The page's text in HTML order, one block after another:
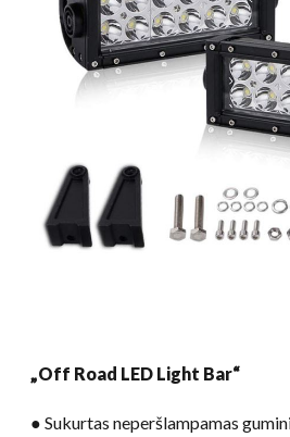
„Off Road LED Light Bar“
● Sukurtas neperšlampamas